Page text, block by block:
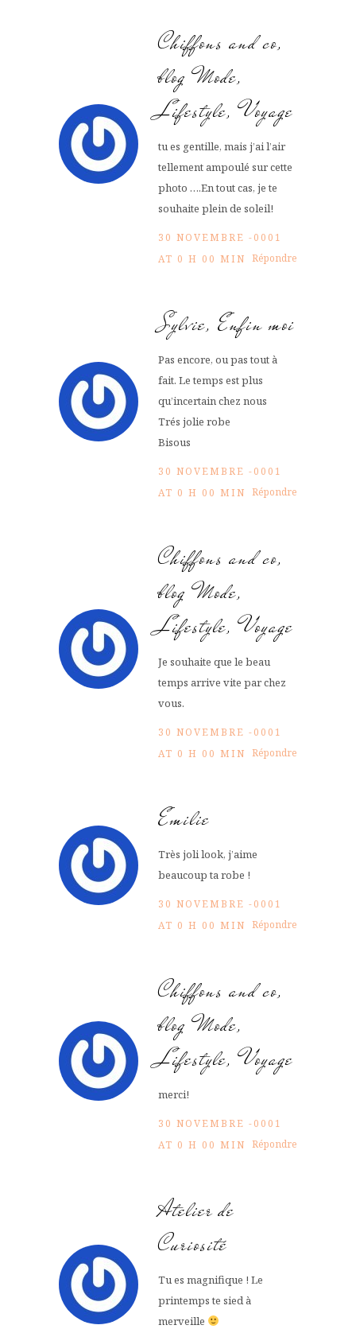
Chiffons and co,
blog Mode,
Lifestyle, Voyage
tu es gentille, mais j’ai l’air
tellement ampoulé sur cette
photo ….En tout cas, je te
souhaite plein de soleil!
30 NOVEMBRE -0001
AT 0 H 00 MIN Répondre
Sylvie, Enfin moi
Pas encore, ou pas tout à
fait. Le temps est plus
qu’incertain chez nous
Trés jolie robe
Bisous
30 NOVEMBRE -0001
AT 0 H 00 MIN Répondre
Chiffons and co,
blog Mode,
Lifestyle, Voyage
Je souhaite que le beau
temps arrive vite par chez
vous.
30 NOVEMBRE -0001
AT 0 H 00 MIN Répondre
Emilie
Très joli look, j’aime
beaucoup ta robe !
30 NOVEMBRE -0001
AT 0 H 00 MIN Répondre
Chiffons and co,
blog Mode,
Lifestyle, Voyage
merci!
30 NOVEMBRE -0001
AT 0 H 00 MIN Répondre
Atelier de
Curiosité
Tu es magnifique ! Le
printemps te sied à
merveille